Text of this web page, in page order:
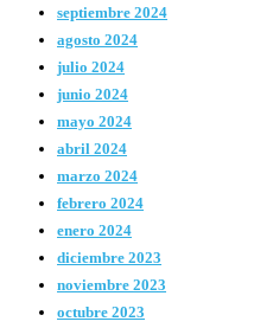
septiembre 2024
agosto 2024
julio 2024
junio 2024
mayo 2024
abril 2024
marzo 2024
febrero 2024
enero 2024
diciembre 2023
noviembre 2023
octubre 2023